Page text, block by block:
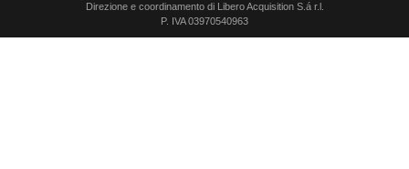
Direzione e coordinamento di Libero Acquisition S.á r.l.
P. IVA 03970540963